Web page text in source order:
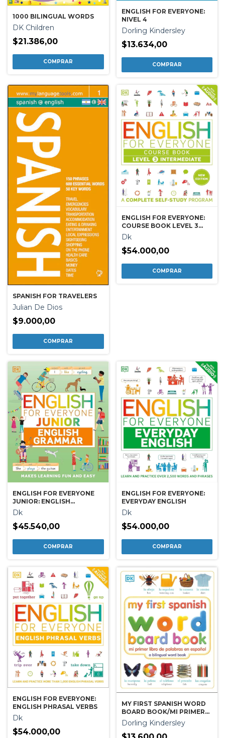
1000 BILINGUAL WORDS
DK Children
$21.386,00
ENGLISH FOR EVERYONE:
NIVEL 4
Dorling Kindersley
$13.634,00
SPANISH FOR TRAVELERS
Julian De Dios
$9.000,00
ENGLISH FOR EVERYONE:
COURSE BOOK LEVEL 3
INTERMEDIATE
Dk
$54.000,00
ENGLISH FOR EVERYONE
JUNIOR: ENGLISH
GRAMMAR
Dk
$45.540,00
ENGLISH FOR EVERYONE:
EVERYDAY ENGLISH
Dk
$54.000,00
ENGLISH FOR EVERYONE:
ENGLISH PHRASAL VERBS
Dk
$54.000,00
MY FIRST SPANISH WORD
BOARD BOOK/MI PRIMER
LIBRO DE PALABRAS EN
ESPAÑOL
Dorling Kindersley